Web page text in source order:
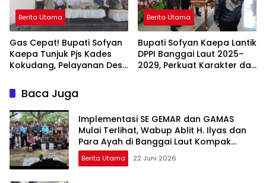
Berita Utama
Gas Cepat! Bupati Sofyan
Kaepa Tunjuk Pjs Kades
Kokudang, Pelayanan Desa
Berita Utama
Bupati Sofyan Kaepa Lantik
DPPI Banggai Laut 2025–
2029, Perkuat Karakter dan
Baca Juga
Implementasi SE GEMAR dan GAMAS
Mulai Terlihat, Wabup Ablit H. Ilyas dan
Para Ayah di Banggai Laut Kompak
Ambil Rapor Anak
Berita Utama 22 Juni 2026